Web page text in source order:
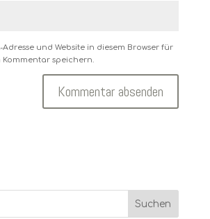
und Website in diesem Browser für
speichern.